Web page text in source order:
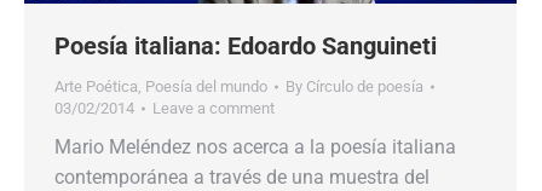
Poesía italiana: Edoardo Sanguineti
Arte Poética, Poesía del mundo By Círculo de poesía
03/02/2014
Leave a comment
Mario Meléndez nos acerca a la poesía italiana
contemporánea a través de una muestra del